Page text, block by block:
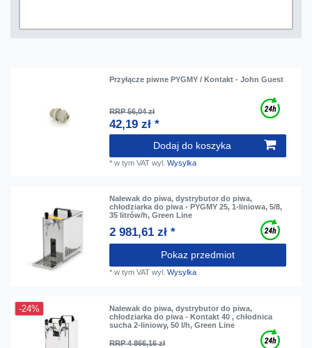
Przyłącze piwne PYGMY / Kontakt - John Guest
RRP 56,04 zł
42,19 zł *
Dodaj do koszyka
*w tym VAT wyl.Wysylka
Nalewak do piwa, dystrybutor do piwa,
chłodziarka do piwa - PYGMY 25, 1-liniowa, 5/8,
35 litrów/h, Green Line
2 981,61 zł *
Pokaz przedmiot
*w tym VAT wyl.Wysylka
-24%
Nalewak do piwa, dystrybutor do piwa,
chłodziarka do piwa - Kontakt 40 , chłodnica
sucha 2-liniowy, 50 l/h, Green Line
RRP 4 866,16 zł